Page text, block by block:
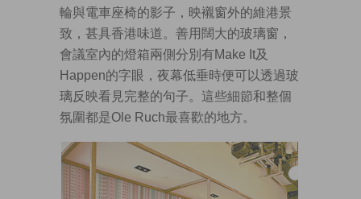
輪與電車座椅的影子，映襯窗外的維港景
致，甚具香港味道。善用闊大的玻璃窗，
會議室內的燈箱兩側分別有Make It及
Happen的字眼，夜幕低垂時便可以透過玻
璃反映看見完整的句子。這些細節和整個
氛圍都是Ole Ruch最喜歡的地方。